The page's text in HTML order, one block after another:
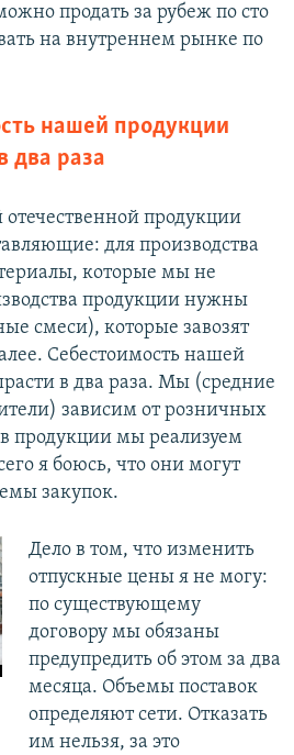
продать за рубеж по сто
на внутреннем рынке по
нашей продукции
два раза
продукции
для производства
которые мы не
продукции нужны
смеси), которые завозят
Себестоимость нашей
в два раза. Мы (средние
зависим от розничных
продукции мы реализуем
я боюсь, что они могут
закупок.
Дело в том, что изменить
отпускные цены я не могу:
по существующему
договору мы обязаны
предупредить об этом за два
месяца. Объемы поставок
определяют сети. Отказать
им нельзя, за это